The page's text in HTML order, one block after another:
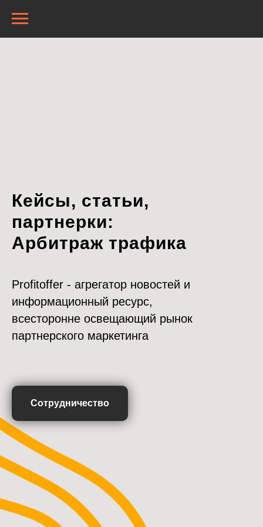
Кейсы, статьи,
партнерки:
Арбитраж трафика
Profitoffer - агрегатор новостей и
информационный ресурс,
всесторонне освещающий рынок
партнерского маркетинга
Сотрудничество